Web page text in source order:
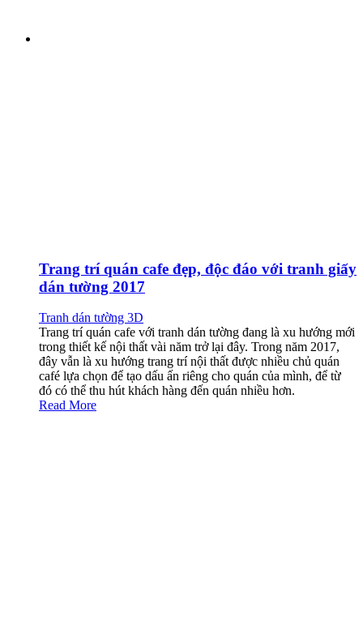
Trang trí quán cafe đẹp, độc đáo với tranh giấy
dán tường 2017
Tranh dán tường 3D
Trang trí quán cafe với tranh dán tường đang là xu hướng mới
trong thiết kế nội thất vài năm trở lại đây. Trong năm 2017,
đây vẫn là xu hướng trang trí nội thất được nhiều chủ quán
café lựa chọn để tạo dấu ấn riêng cho quán của mình, để từ
đó có thể thu hút khách hàng đến quán nhiều hơn.
Read More